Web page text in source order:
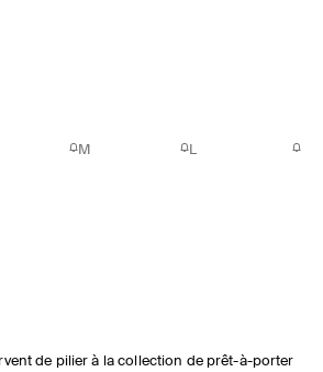
M L
de pilier à la collection de prêt-à-porter